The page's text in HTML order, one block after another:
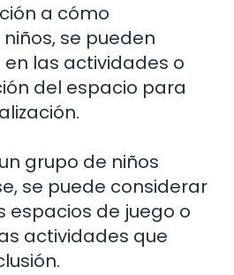
a cómo
se pueden
las actividades o
del espacio para
grupo de niños
se puede considerar
espacios de juego o
actividades que